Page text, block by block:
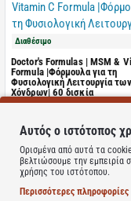
Διαθέσιμο
Doctor's Formulas | MSM &
Formula |Φόρμουλα για τη
Φυσιολογική Λειτουργία των
Χόνδρων| 60 δισκία
ΤΙΜΗ WEB
10.55€
Αυτός ο ιστότοπος
Ορισμένα από αυτά τα
βελτιώσουμε την εμπειρία
χρήσης του ιστότοπου.
Περισσότερες πληροφορίες